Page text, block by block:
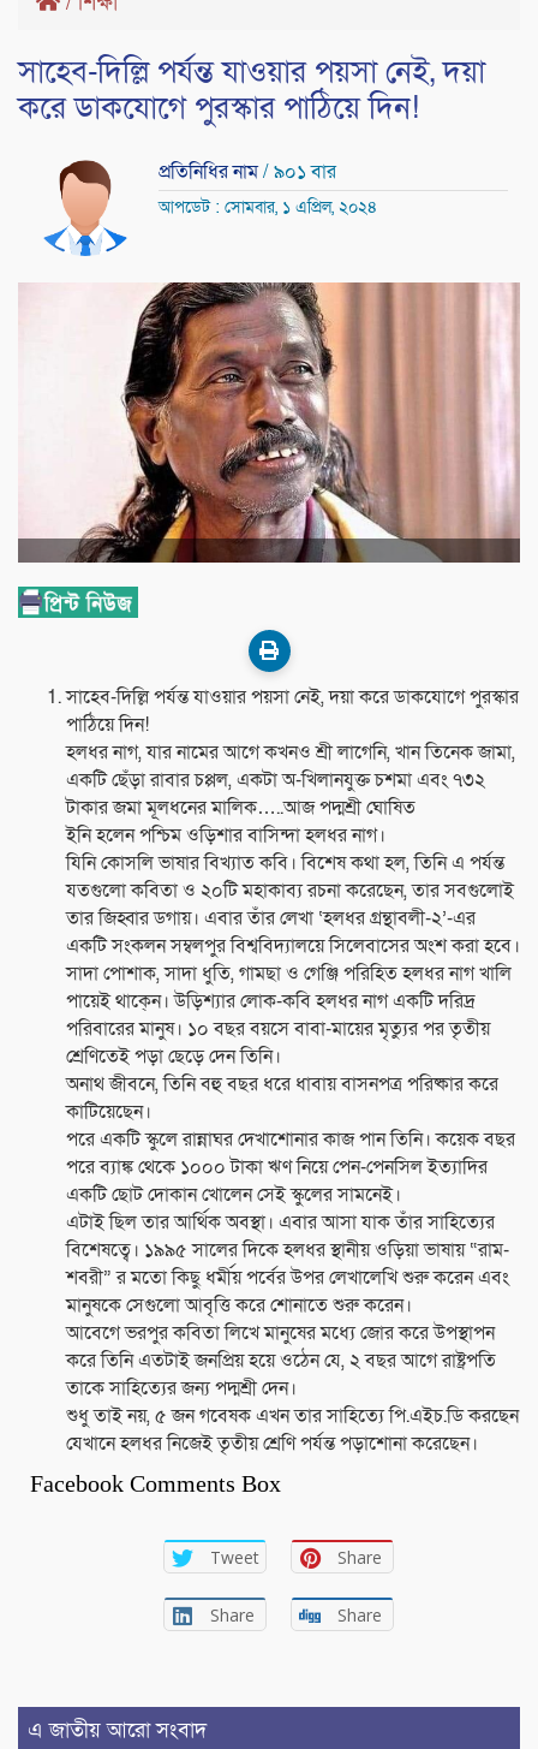
সাহেব-দিল্লি পর্যন্ত যাওয়ার পয়সা নেই, দয়া
করে ডাকযোগে পুরস্কার পাঠিয়ে দিন!
প্রতিনিধির নাম/ ৯০১ বার
আপডেট : সোমবার, ১ এপ্রিল, ২০২৪
সাহেব-দিল্লি পর্যন্ত যাওয়ার পয়সা নেই, দয়া করে ডাকযোগে পুরস্কার
পাঠিয়ে দিন!
হলধর নাগ, যার নামের আগে কখনও শ্রী লাগেনি, খান তিনেক জামা,
একটি ছেঁড়া রাবার চপ্পল, একটা অ-খিলানযুক্ত চশমা এবং ৭৩২
টাকার জমা মূলধনের মালিক…..আজ পদ্মশ্রী ঘোষিত
ইনি হলেন পশ্চিম ওড়িশার বাসিন্দা হলধর নাগ।
যিনি কোসলি ভাষার বিখ্যাত কবি। বিশেষ কথা হল, তিনি এ পর্যন্ত
যতগুলো কবিতা ও ২০টি মহাকাব্য রচনা করেছেন, তার সবগুলোই
তার জিহ্বার ডগায়। এবার তাঁর লেখা ‘হলধর গ্রন্থাবলী-২’-এর
একটি সংকলন সম্বলপুর বিশ্ববিদ্যালয়ে সিলেবাসের অংশ করা হবে।
সাদা পোশাক, সাদা ধুতি, গামছা ও গেঞ্জি পরিহিত হলধর নাগ খালি
পায়েই থাকে্ন। উড়িশ্যার লোক-কবি হলধর নাগ একটি দরিদ্র
পরিবারের মানুষ। ১০ বছর বয়সে বাবা-মায়ের মৃত্যুর পর তৃতীয়
শ্রেণিতেই পড়া ছেড়ে দেন তিনি।
অনাথ জীবনে, তিনি বহু বছর ধরে ধাবায় বাসনপত্র পরিষ্কার করে
কাটিয়েছেন।
পরে একটি স্কুলে রান্নাঘর দেখাশোনার কাজ পান তিনি। কয়েক বছর
পরে ব্যাঙ্ক থেকে ১০০০ টাকা ঋণ নিয়ে পেন-পেনসিল ইত্যাদির
একটি ছোট দোকান খোলেন সেই স্কুলের সামনেই।
এটাই ছিল তার আর্থিক অবস্থা। এবার আসা যাক তাঁর সাহিত্যের
বিশেষত্বে। ১৯৯৫ সালের দিকে হলধর স্থানীয় ওড়িয়া ভাষায় “রাম-
শবরী” র মতো কিছু ধর্মীয় পর্বের উপর লেখালেখি শুরু করেন এবং
মানুষকে সেগুলো আবৃত্তি করে শোনাতে শুরু করেন।
আবেগে ভরপুর কবিতা লিখে মানুষের মধ্যে জোর করে উপস্থাপন
করে তিনি এতটাই জনপ্রিয় হয়ে ওঠেন যে, ২ বছর আগে রাষ্ট্রপতি
তাকে সাহিত্যের জন্য পদ্মশ্রী দেন।
শুধু তাই নয়, ৫ জন গবেষক এখন তার সাহিত্যে পি.এইচ.ডি করছেন
যেখানে হলধর নিজেই তৃতীয় শ্রেণি পর্যন্ত পড়াশোনা করেছেন।
Facebook Comments Box
Tweet Share
Share Share
এ জাতীয় আরো সংবাদ